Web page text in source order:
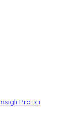
Pratici